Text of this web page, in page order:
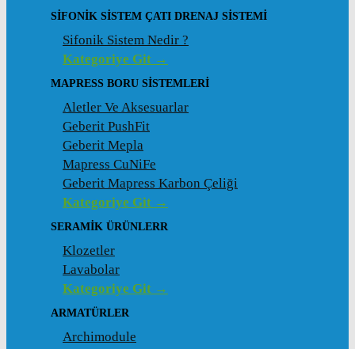
SIFONIK SISTEM ÇATI DRENAJ SISTEMI
Sifonik Sistem Nedir ?
Kategoriye Git →
MAPRESS BORU SISTEMLERI
Aletler Ve Aksesuarlar
Geberit PushFit
Geberit Mepla
Mapress CuNiFe
Geberit Mapress Karbon Çeliği
Kategoriye Git →
SERAMIK ÜRÜNLERR
Klozetler
Lavabolar
Kategoriye Git →
ARMATÜRLER
Archimodule